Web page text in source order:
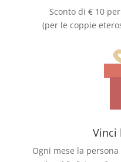
Sconto di € 10
(per le coppie
Vinci
Ogni mese la